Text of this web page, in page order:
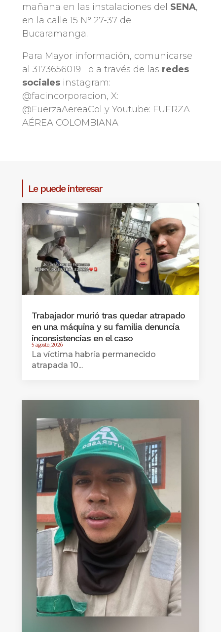
mañana en las instalaciones del SENA,
en la calle 15 N° 27-37 de
Bucaramanga.
Para Mayor información, comunicarse
al 3173656019 o a través de las redes
socialesinstagram:
@facincorporacion, X:
@FuerzaAereaCol y Youtube: FUERZA
AÉREA COLOMBIANA
Le puede interesar
Trabajador murió tras quedar atrapado
en una máquina y su familia denuncia
inconsistencias en el caso
5 agosto, 2026
La víctima habría permanecido
atrapada 10...